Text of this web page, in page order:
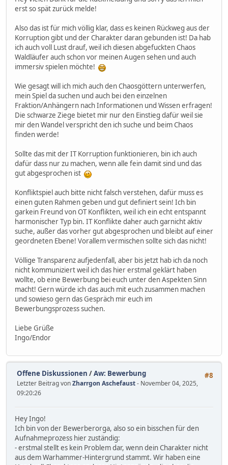
erst so spät zurück melde!
Also das ist für mich völlig klar, dass es keinen Rückweg aus der
Korruption gibt und der Charakter daran gebunden ist! Da hab
ich auch voll Lust drauf, weil ich diesen abgefuckten Chaos
Waldläufer auch schon vor meinen Augen sehen und auch
immersiv spielen möchte!
Wie gesagt will ich mich auch den Chaosgöttern unterwerfen,
mein Spiel da suchen und auch bei den einzelnen
Fraktion/Anhängern nach Informationen und Wissen erfragen!
Die schwarze Ziege bietet mir nur den Einstieg dafür weil sie
mir den Wandel verspricht den ich suche und beim Chaos
finden werde!
Sollte das mit der IT Korruption funktionieren, bin ich auch
dafür dass nur zu machen, wenn alle fein damit sind und das
gut abgesprochen ist
Konfliktspiel auch bitte nicht falsch verstehen, dafür muss es
einen guten Rahmen geben und gut definiert sein! Ich bin
garkein Freund von OT Konflikten, weil ich ein echt entspannt
harmonischer Typ bin. IT Konflikte daher auch garnicht aktiv
suche, außer das vorher gut abgesprochen und bleibt auf einer
geordneten Ebene! Vorallem vermischen sollte sich das nicht!
Völlige Transparenz aufjedenfall, aber bis jetzt hab ich da noch
nicht kommuniziert weil ich das hier erstmal geklärt haben
wollte, ob eine Bewerbung bei euch unter den Aspekten Sinn
macht! Gern würde ich das auch mit euch zusammen machen
und sowieso gern das Gespräch mir euch im
Bewerbungsprozess suchen.
Liebe Grüße
Ingo/Endor
#8
Offene Diskussionen /Aw: Bewerbung
Letzter Beitrag vonZharrgon Aschefaust- November 04, 2025,
09:20:26
Hey Ingo!
Ich bin von der Bewerberorga, also so ein bisschen für den
Aufnahmeprozess hier zuständig:
- erstmal stellt es kein Problem dar, wenn dein Charakter nicht
aus dem Warhammer-Hintergrund stammt. Wir haben eine